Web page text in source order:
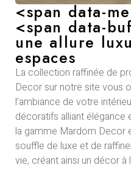
<span data-
<span data-
une allure
espaces
La collection raffinée de
Decor sur notre site vous
l’ambiance de votre
décoratifs alliant élégance
la gamme Mardom Decor
souffle de luxe et de
vie, créant ainsi un décor